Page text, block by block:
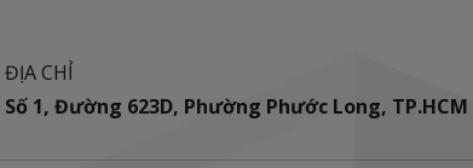
ĐỊA CHỈ
Số 1, Đường 623D, Phường Phước Long, TP.HCM